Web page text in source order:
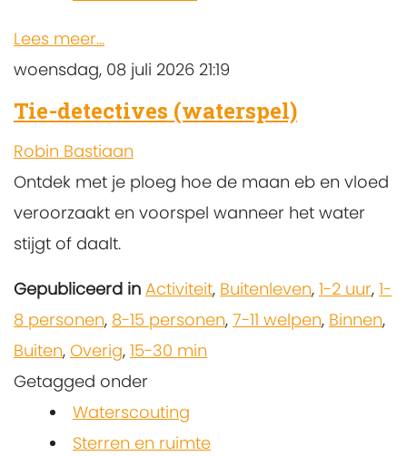
Lees meer...
woensdag, 08 juli 2026 21:19
Tie-detectives (waterspel)
Robin Bastiaan
Ontdek met je ploeg hoe de maan eb en vloed
veroorzaakt en voorspel wanneer het water
stijgt of daalt.
Gepubliceerd in Activiteit, Buitenleven, 1-2 uur, 1-
8 personen, 8-15 personen, 7-11 welpen, Binnen,
Buiten, Overig, 15-30 min
Getagged onder
Waterscouting
Sterren en ruimte